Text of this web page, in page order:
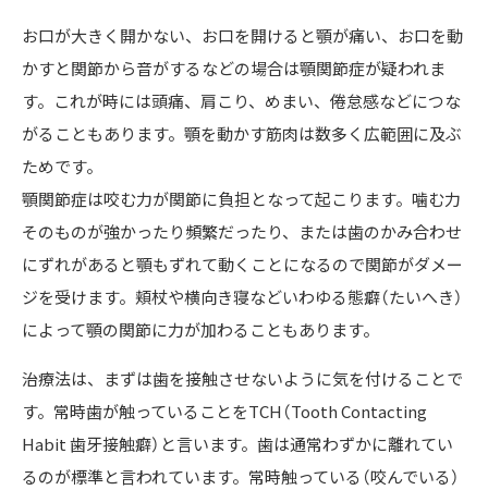
お口が大きく開かない、お口を開けると顎が痛い、お口を動
かすと関節から音がするなどの場合は顎関節症が疑われま
す。これが時には頭痛、肩こり、めまい、倦怠感などにつな
がることもあります。顎を動かす筋肉は数多く広範囲に及ぶ
ためです。
顎関節症は咬む力が関節に負担となって起こります。噛む力
そのものが強かったり頻繁だったり、または歯のかみ合わせ
にずれがあると顎もずれて動くことになるので関節がダメー
ジを受けます。頬杖や横向き寝などいわゆる態癖（たいへき）
によって顎の関節に力が加わることもあります。
治療法は、まずは歯を接触させないように気を付けることで
す。常時歯が触っていることをTCH（Tooth Contacting
Habit 歯牙接触癖）と言います。歯は通常わずかに離れてい
るのが標準と言われています。常時触っている（咬んでいる）